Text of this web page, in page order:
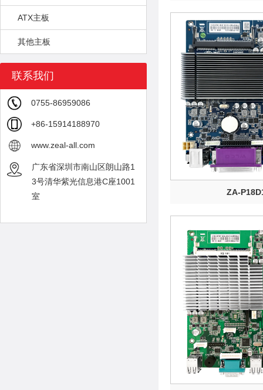
ATX主板
其他主板
联系我们
0755-86959086
+86-15914188970
www.zeal-all.com
广东省深圳市南山区朗山路1
3号清华紫光信息港C座1001
室
ZA-